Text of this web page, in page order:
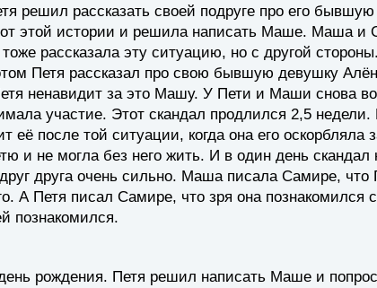
решил рассказать своей подруге про его
этой истории и решила написать Маше. Маша и
рассказала эту ситуацию, но с другой
Петя рассказал про свою бывшую девушку
ненавидит за это Машу. У Пети и Маши снова
участие. Этот скандал продлился 2,5
её после той ситуации, когда она его
и не могла без него жить. И в один день
друга очень сильно. Маша писала Самире, что
А Петя писал Самире, что зря она
познакомился.
рождения. Петя решил написать Маше и